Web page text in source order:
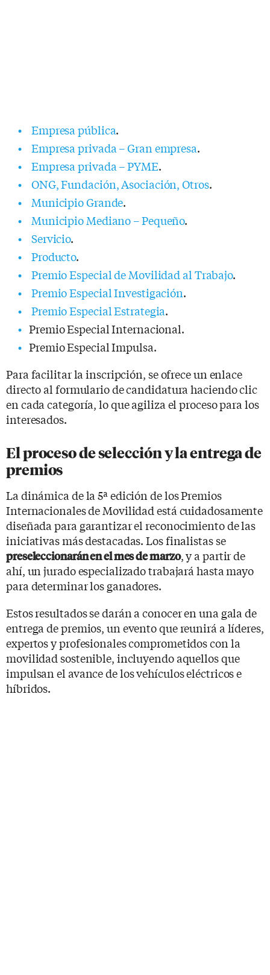
Empresa pública.
Empresa privada – Gran empresa.
Empresa privada – PYME.
ONG, Fundación, Asociación, Otros.
Municipio Grande.
Municipio Mediano – Pequeño.
Servicio.
Producto.
Premio Especial de Movilidad al Trabajo.
Premio Especial Investigación.
Premio Especial Estrategia.
Premio Especial Internacional.
Premio Especial Impulsa.
Para facilitar la inscripción, se ofrece un enlace
directo al formulario de candidatura haciendo clic
en cada categoría, lo que agiliza el proceso para los
interesados.
El proceso de selección y la entrega de
premios
La dinámica de la 5ª edición de los Premios
Internacionales de Movilidad está cuidadosamente
diseñada para garantizar el reconocimiento de las
iniciativas más destacadas. Los finalistas se
preseleccionarán en el mes de marzo, y a partir de
ahí, un jurado especializado trabajará hasta mayo
para determinar los ganadores.
Estos resultados se darán a conocer en una gala de
entrega de premios, un evento que reunirá a líderes,
expertos y profesionales comprometidos con la
movilidad sostenible, incluyendo aquellos que
impulsan el avance de los vehículos eléctricos e
híbridos.